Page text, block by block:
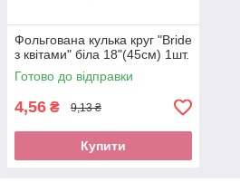
Фольгована кулька круг "Bride
з квітами" біла 18"(45см) 1шт.
Готово до відправки
4,56 ₴ 9,13 ₴
Купити